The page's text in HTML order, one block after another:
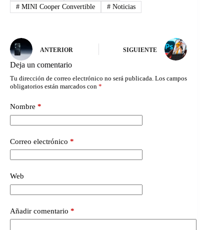
#MINI Cooper Convertible #Noticias
ANTERIOR SIGUIENTE
Deja un comentario
Tu dirección de correo electrónico no será publicada. Los campos
obligatorios están marcados con *
Nombre *
Correo electrónico *
Web
Añadir comentario *